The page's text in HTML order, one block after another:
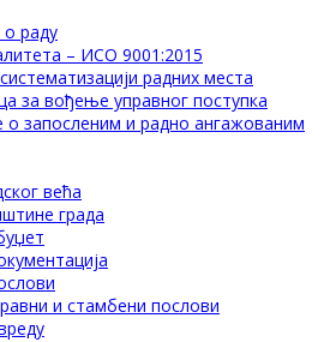
раду
– ИСО 9001:2015
радних места
за вођење управног поступка
о запосленим и радно ангажованим
већа
града
и стамбени послови